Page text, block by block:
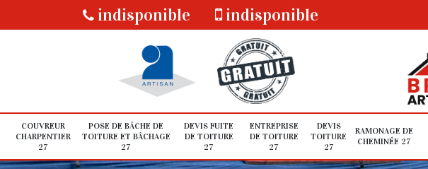
indisponible indisponible
COUVREUR
CHARPENTIER
27
POSE DE BÂCHE DE
TOITURE ET BÂCHAGE
27
DEVIS FUITE
DE TOITURE
27
ENTREPRISE
DE TOITURE
27
DEVIS
TOITURE
27
RAMONAGE DE
CHEMINÉE 27